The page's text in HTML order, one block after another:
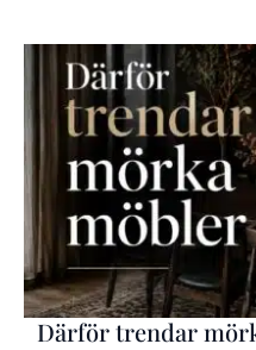
Därför trendar